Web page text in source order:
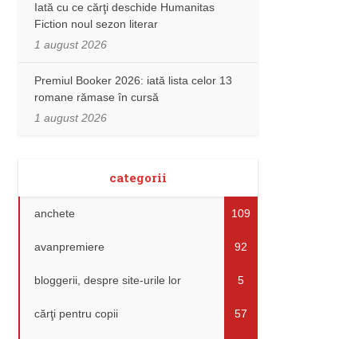
Iată cu ce cărţi deschide Humanitas
Fiction noul sezon literar
1 august 2026
Premiul Booker 2026: iată lista celor 13
romane rămase în cursă
1 august 2026
categorii
anchete 109
avanpremiere 92
bloggerii, despre site-urile lor 5
cărţi pentru copii 57